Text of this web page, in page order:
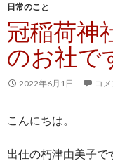
日常のこと
冠稲荷神
のお社で
2022年6月1日 コ
こんにちは。
出仕の朽津由美子で